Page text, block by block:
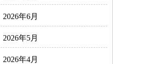
2026年6月
2026年5月
2026年4月